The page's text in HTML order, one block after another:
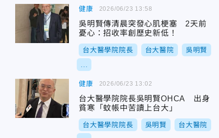
健康
吳明賢傳清晨突發心肌梗塞 2天前
憂心：招收率創歷史新低！
台大醫學院院長 台大醫院 吳明賢
2026/06/23 13:58
健康
台大醫學院院長吳明賢OHCA 出身
貧寒「蚊帳中苦讀上台大」
台大醫學院院長 吳明賢 台大醫院
2026/06/23 13:02